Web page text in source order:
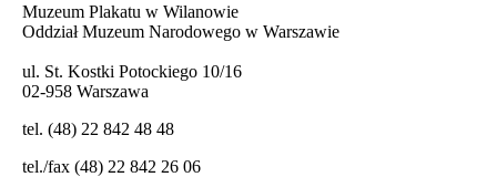
Muzeum Plakatu w Wilanowie
Oddział Muzeum Narodowego w Warszawie
ul. St. Kostki Potockiego 10/16
02-958 Warszawa
tel. (48) 22 842 48 48
tel./fax (48) 22 842 26 06